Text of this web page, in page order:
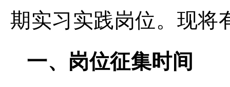
期实习实践岗位。现将
一、 岗位征集时间